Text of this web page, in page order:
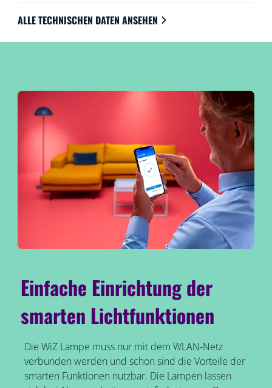
ALLE TECHNISCHEN DATEN ANSEHEN
Einfache Einrichtung der
smarten Lichtfunktionen
Die WiZ Lampe muss nur mit dem WLAN-Netz
verbunden werden und schon sind die Vorteile der
smarten Funktionen nutzbar. Die Lampen lassen